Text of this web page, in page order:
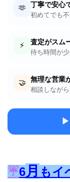
🫶 丁寧で安心
初めてでも
⚡ 査定がスム
待ち時間が
🤝 無理な営業
相談しなが
▶
☔6月 もイ